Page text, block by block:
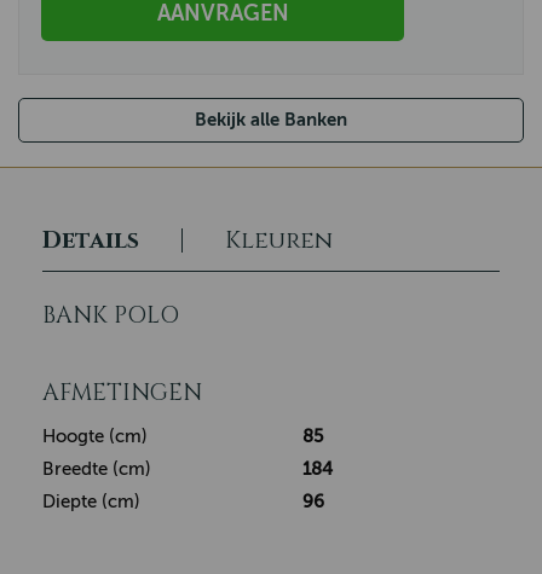
AANVRAGEN
Bekijk alle Banken
Details Kleuren
BANK POLO
AFMETINGEN
Hoogte (cm)
85
Breedte (cm)
184
Diepte (cm)
96